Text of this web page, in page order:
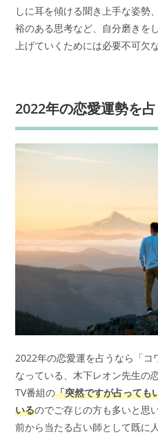
しに耳を傾ける聞き上手な姿勢
裕のある思考など、自分磨きを
上げていくためには必要不可欠
2022年の恋愛運勢を
2022年の恋愛運を占うなら「コ
なっている、木下レオン先生の
TV番組の「突然ですが占っても
いるのでご存じの方も多いと思
前から当たる占い師として既に